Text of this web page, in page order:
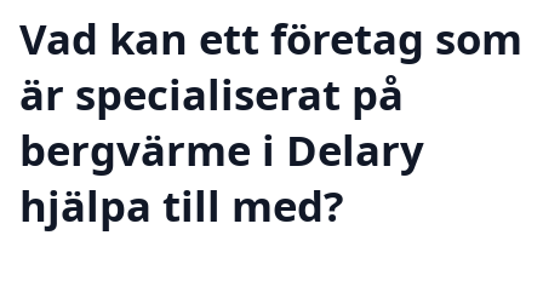
Vad kan ett företag som
är specialiserat på
bergvärme i Delary
hjälpa till med?